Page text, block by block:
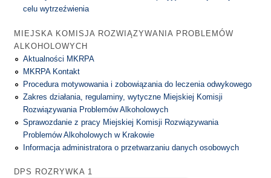
celu wytrzeźwienia
MIEJSKA KOMISJA ROZWIĄZYWANIA PROBLEMÓW
ALKOHOLOWYCH
Aktualności MKRPA
MKRPA Kontakt
Procedura motywowania i zobowiązania do leczenia odwykowego
Zakres działania, regulaminy, wytyczne Miejskiej Komisji
Rozwiązywania Problemów Alkoholowych
Sprawozdanie z pracy Miejskiej Komisji Rozwiązywania
Problemów Alkoholowych w Krakowie
Informacja administratora o przetwarzaniu danych osobowych
DPS ROZRYWKA 1